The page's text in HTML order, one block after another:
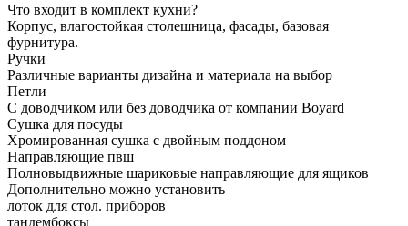
Что входит в комплект кухни?
Корпус, влагостойкая столешница, фасады, базовая
фурнитура.
Ручки
Различные варианты дизайна и материала на выбор
Петли
С доводчиком или без доводчика от компании Boyard
Сушка для посуды
Хромированная сушка с двойным поддоном
Направляющие пвш
Полновыдвижные шариковые направляющие для ящиков
Дополнительно можно установить
лоток для стол. приборов
тандембоксы